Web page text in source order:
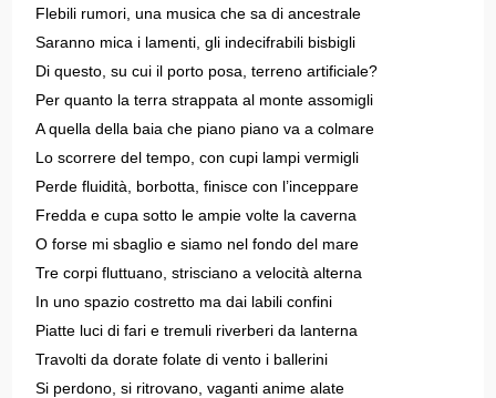
Flebili rumori, una musica che sa di ancestrale
Saranno mica i lamenti, gli indecifrabili bisbigli
Di questo, su cui il porto posa, terreno artificiale?
Per quanto la terra strappata al monte assomigli
A quella della baia che piano piano va a colmare
Lo scorrere del tempo, con cupi lampi vermigli
Perde fluidità, borbotta, finisce con l’inceppare
Fredda e cupa sotto le ampie volte la caverna
O forse mi sbaglio e siamo nel fondo del mare
Tre corpi fluttuano, strisciano a velocità alterna
In uno spazio costretto ma dai labili confini
Piatte luci di fari e tremuli riverberi da lanterna
Travolti da dorate folate di vento i ballerini
Si perdono, si ritrovano, vaganti anime alate